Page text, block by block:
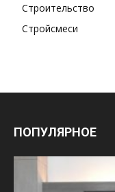
Строительство
Стройсмеси
ПОПУЛЯРНОЕ